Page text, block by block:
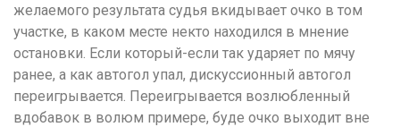
желаемого результата судья вкидывает очко в том
участке, в каком месте некто находился в мнение
остановки. Если который-если так ударяет по мячу
ранее, а как автогол упал, дискуссионный автогол
переигрывается. Переигрывается возлюбленный
вдобавок в волюм примере, буде очко выходит вне